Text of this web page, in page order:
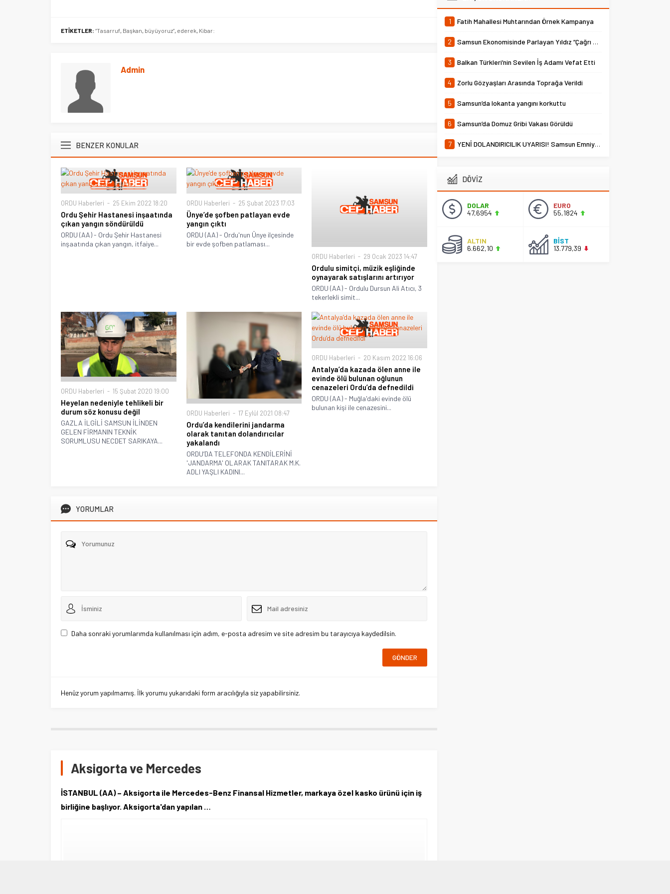
ETİKETLER: “Tasarruf, Başkan, büyüyoruz”, ederek, Kibar:
Admin
BENZER KONULAR
ORDU Haberleri 25 Ekim 2022 18:20
Ordu Şehir Hastanesi inşaatında
çıkan yangın söndürüldü
ORDU (AA) - Ordu Şehir Hastanesi
inşaatında çıkan yangın, itfaiye...
ORDU Haberleri 25 Şubat 2023 17:03
Ünye’de şofben patlayan evde
yangın çıktı
ORDU (AA) - Ordu'nun Ünye ilçesinde
bir evde şofben patlaması...
ORDU Haberleri 29 Ocak 2023 14:47
Ordulu simitçi, müzik eşliğinde
oynayarak satışlarını artırıyor
ORDU (AA) - Ordulu Dursun Ali Atıcı, 3
tekerlekli simit...
ORDU Haberleri 15 Şubat 2020 19:00
Heyelan nedeniyle tehlikeli bir
durum söz konusu değil
GAZLA İLGİLİ SAMSUN İLİNDEN
GELEN FİRMANIN TEKNİK
SORUMLUSU NECDET SARIKAYA...
ORDU Haberleri 17 Eylül 2021 08:47
Ordu’da kendilerini jandarma
olarak tanıtan dolandırıcılar
yakalandı
ORDU’DA TELEFONDA KENDİLERİNİ
'JANDARMA' OLARAK TANITARAK M.K.
ADLI YAŞLI KADINI...
ORDU Haberleri 20 Kasım 2022 16:06
Antalya’da kazada ölen anne ile
evinde ölü bulunan oğlunun
cenazeleri Ordu’da defnedildi
ORDU (AA) - Muğla'daki evinde ölü
bulunan kişi ile cenazesini...
YORUMLAR
Daha sonraki yorumlarımda kullanılması için adım, e-posta adresim ve site adresim bu tarayıcıya kaydedilsin.
Henüz yorum yapılmamış. İlk yorumu yukarıdaki form aracılığıyla siz yapabilirsiniz.
Aksigorta ve Mercedes
İSTANBUL (AA) – Aksigorta ile Mercedes-Benz Finansal Hizmetler, markaya özel kasko ürünü için iş
birliğine başlıyor. Aksigorta'dan yapılan …
1 Fatih Mahallesi Muhtarından Örnek Kampanya
2 Samsun Ekonomisinde Parlayan Yıldız “Çağrı Temper”
3 Balkan Türkleri’nin Sevilen İş Adamı Vefat Etti
4 Zorlu Gözyaşları Arasında Toprağa Verildi
5 Samsun’da lokanta yangını korkuttu
6 Samsun’da Domuz Gribi Vakası Görüldü
7 YENİ DOLANDIRICILIK UYARISI! Samsun Emniyet Müdürlüğü Uyardı
DÖVİZ
DOLAR
47,6954
EURO
55,1824
ALTIN
6.662,10
BİST
13.779,39